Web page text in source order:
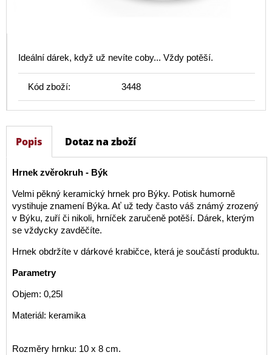
Ideální dárek, když už nevíte coby... Vždy potěší.
Kód zboží: 3448
Popis Dotaz na zboží
Hrnek zvěrokruh - Býk
Velmi pěkný keramický hrnek pro Býky. Potisk humorně
vystihuje znamení Býka. Ať už tedy často váš známý zrozený
v Býku, zuří či nikoli, hrníček zaručeně potěší. Dárek, kterým
se vždycky zavděčíte.
Hrnek obdržíte v dárkové krabičce, která je součástí produktu.
Parametry
Objem: 0,25l
Materiál: keramika
Rozměry hrnku: 10 x 8 cm.